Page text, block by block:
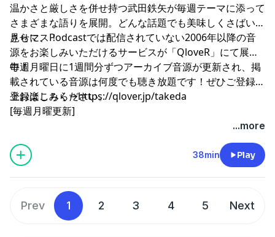
温かさと厳しさを併せ持つ武田鉄矢が毎週テーマに添って
さまざまな語りを展開。どんな話題でも美味しくさばいて
見せマス！
さらに、Podcastでは配信されていない2006年以降の音
源をお楽しみいただけるサービスが「QloveR」にて展開
中！
毎週月曜日に1週間分ずつアーカイブ音源が更新され、掲
載されている音源は何度でも聴き放題です！ぜひご登録の
上お楽しみください。
登録はこちら→⁠⁠⁠⁠⁠⁠⁠⁠⁠⁠⁠⁠⁠⁠⁠⁠⁠⁠⁠⁠⁠⁠https://qlover.jp/takeda⁠⁠⁠⁠⁠⁠⁠⁠⁠⁠⁠⁠⁠⁠⁠⁠⁠⁠⁠⁠⁠⁠
[毎週月曜更新]
...more
38min Play
Prev 1 2 3 4 5 Next